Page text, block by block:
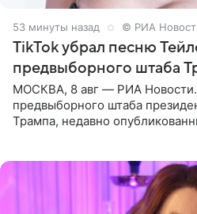
53 минуты назад © РИА
TikTok убрал песню
предвыборного штаба
МОСКВА, 8 авг — РИА
предвыборного штаба
Трампа, недавно